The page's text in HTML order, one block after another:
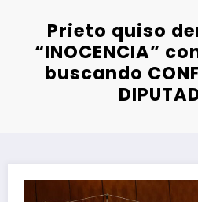
Prieto quiso
“INOCENCIA”
buscando